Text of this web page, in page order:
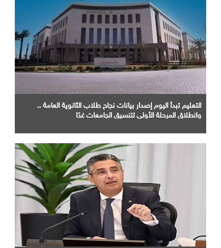
التعليم تبدأ اليوم إصدار بيانات نجاح طلاب الثانوية العامة ..
وانطلاق المرحلة الأولى لتنسيق الجامعات غدًا